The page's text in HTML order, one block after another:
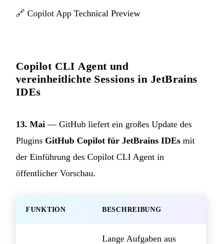
🔗 Copilot App Technical Preview
Copilot CLI Agent und
vereinheitlichte Sessions in JetBrains
IDEs
13. Mai — GitHub liefert ein großes Update des
Plugins GitHub Copilot für JetBrains IDEs mit
der Einführung des Copilot CLI Agent in
öffentlicher Vorschau.
FUNKTION BESCHREIBUNG
Lange Aufgaben aus